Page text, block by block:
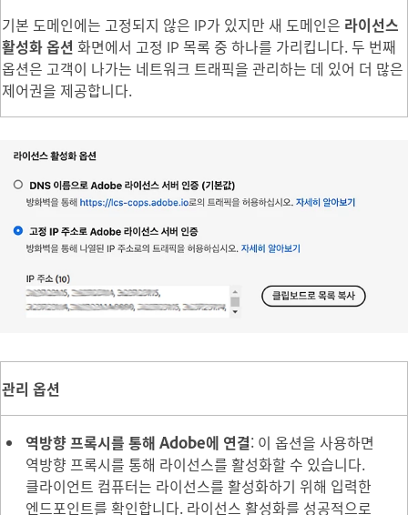
기본 도메인에는 고정되지 않은 IP가 있지만 새 도메인은 라이선스
활성화 옵션 화면에서 고정 IP 목록 중 하나를 가리킵니다. 두 번째
옵션은 고객이 나가는 네트워크 트래픽을 관리하는 데 있어 더 많은
제어권을 제공합니다.
관리 옵션
역방향 프록시를 통해 Adobe에 연결: 이 옵션을 사용하면
역방향 프록시를 통해 라이선스를 활성화할 수 있습니다.
클라이언트 컴퓨터는 라이선스를 활성화하기 위해 입력한
엔드포인트를 확인합니다. 라이선스 활성화를 성공적으로